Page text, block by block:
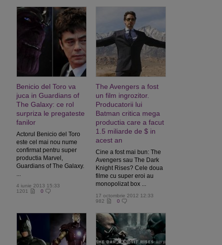
Benicio del Toro va
juca in Guardians of
The Galaxy: ce rol
surpriza le pregateste
fanilor
Actorul Benicio del Toro
este cel mai nou nume
confirmat pentru super
productia Marvel,
Guardians of The Galaxy.
...
4 iunie 2013 15:33
1201
0
The Avengers a fost
un film ingrozitor.
Producatorii lui
Batman critica mega
productia care a facut
1.5 miliarde de $ in
acest an
Cine a fost mai bun: The
Avengers sau The Dark
Knight Rises? Cele doua
filme cu super eroi au
monopolizat box ...
17 octombrie 2012 12:33
982
0